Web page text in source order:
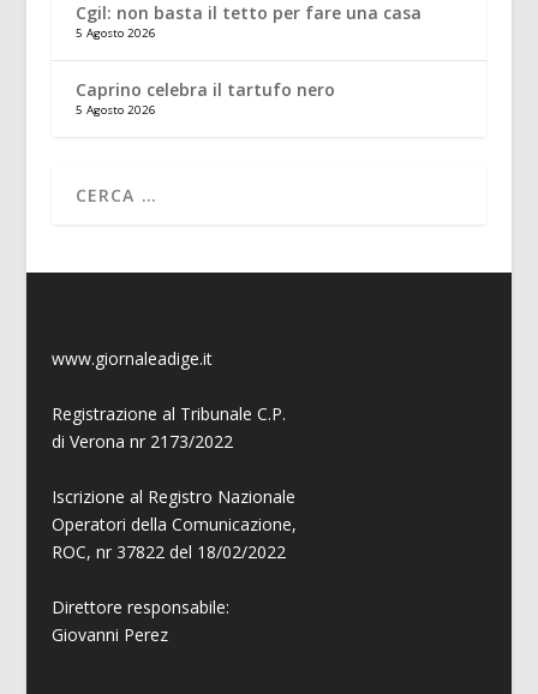
Cgil: non basta il tetto per fare una casa
5 Agosto 2026
Caprino celebra il tartufo nero
5 Agosto 2026
www.giornaleadige.it
Registrazione al Tribunale C.P.
di Verona nr 2173/2022
Iscrizione al Registro Nazionale
Operatori della Comunicazione,
ROC, nr 37822 del 18/02/2022
Direttore responsabile:
Giovanni Perez